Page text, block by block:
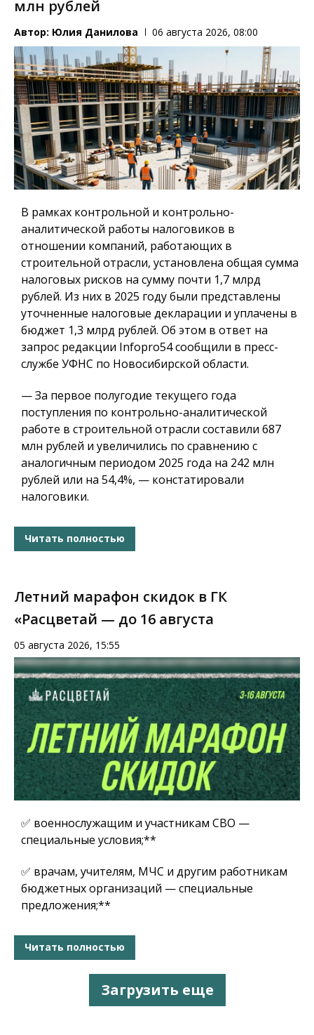
млн рублей
Автор: Юлия Данилова 06 августа 2026, 08:00
В рамках контрольной и контрольно-
аналитической работы налоговиков в
отношении компаний, работающих в
строительной отрасли, установлена общая сумма
налоговых рисков на сумму почти 1,7 млрд
рублей. Из них в 2025 году были представлены
уточненные налоговые декларации и уплачены в
бюджет 1,3 млрд рублей. Об этом в ответ на
запрос редакции Infopro54 сообщили в пресс-
службе УФНС по Новосибирской области.
— За первое полугодие текущего года
поступления по контрольно-аналитической
работе в строительной отрасли составили 687
млн рублей и увеличились по сравнению с
аналогичным периодом 2025 года на 242 млн
рублей или на 54,4%, — констатировали
налоговики.
Читать полностью
Летний марафон скидок в ГК
«Расцветай — до 16 августа
05 августа 2026, 15:55
✅ военнослужащим и участникам СВО —
специальные условия;**
✅ врачам, учителям, МЧС и другим работникам
бюджетных организаций — специальные
предложения;**
Читать полностью
Загрузить еще